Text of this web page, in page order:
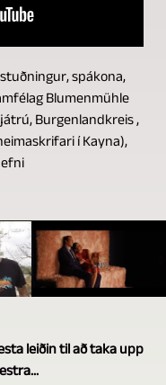
spákona,
Blumenmühle
Burgenlandkreis ,
í Kayna),
leiðin til að taka upp